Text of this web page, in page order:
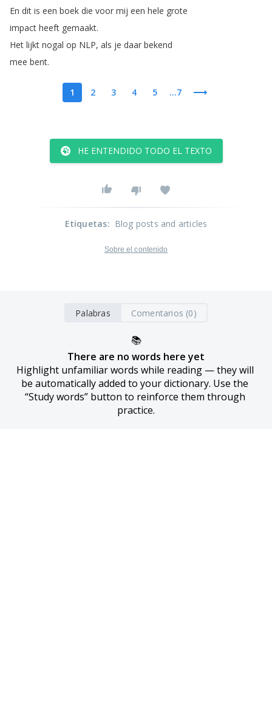
En dit is een boek die voor mij een hele grote
impact heeft gemaakt.
Het lijkt nogal op NLP, als je daar bekend
mee bent.
1 2 3 4 5 ...7
HE ENTENDIDO TODO EL TEXTO
Etiquetas: Blog posts and articles
Sobre el contenido
Palabras Comentarios (0)
📚
There are no words here yet
Highlight unfamiliar words while reading — they will
be automatically added to your dictionary. Use the
“Study words” button to reinforce them through
practice.